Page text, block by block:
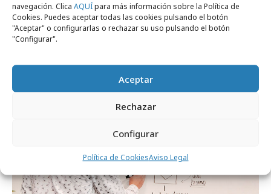
navegación. Clica AQUÍpara más información sobre la Política de
Cookies. Puedes aceptar todas las cookies pulsando el botón
"Aceptar" o configurarlas o rechazar su uso pulsando el botón
"Configurar".
Aceptar
Rechazar
Configurar
Política de CookiesAviso Legal
estáticos: la nueva lógica de las audiencias